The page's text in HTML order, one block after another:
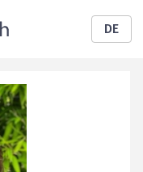
DE